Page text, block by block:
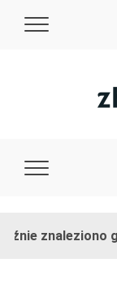
znaleziono